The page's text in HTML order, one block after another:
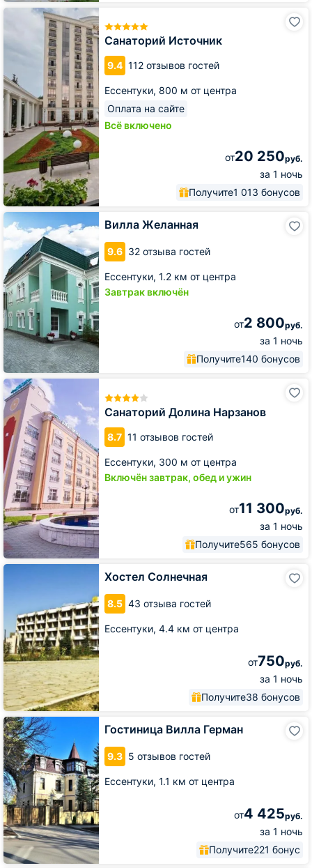
Санаторий Источник
9.4 112 отзывов гостей
Ессентуки, 800 м от центра
Оплата на сайте
Всё включено
от20 250руб.
за 1 ночь
Получите1 013 бонусов
Санаторий
Вилла Желанная
9.6 32 отзыва гостей
Ессентуки, 1.2 км от центра
Завтрак включён
от2 800руб.
за 1 ночь
Получите140 бонусов
Вилла
Желанная
Санаторий Долина Нарзанов
8.7 11 отзывов гостей
Ессентуки, 300 м от центра
Включён завтрак, обед и ужин
от11 300руб.
за 1 ночь
Получите565 бонусов
Санаторий
Долина
Нарзанов
Хостел Солнечная
8.5 43 отзыва гостей
Ессентуки, 4.4 км от центра
от750руб.
за 1 ночь
Получите38 бонусов
Хостел
Гостиница Вилла Герман
9.3 5 отзывов гостей
Ессентуки, 1.1 км от центра
от4 425руб.
за 1 ночь
Получите221 бонус
Гостиница
Вилла
Герман